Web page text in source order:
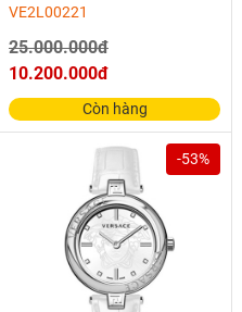
VE2L00221
25.000.000đ
10.200.000đ
Còn hàng
-53%